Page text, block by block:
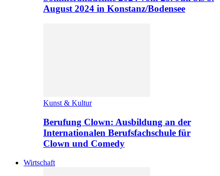
August 2024 in Konstanz/Bodensee
Kunst & Kultur
Berufung Clown: Ausbildung an der
Internationalen Berufsfachschule für
Clown und Comedy
Wirtschaft